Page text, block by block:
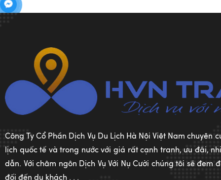
Công Ty Cổ Phần Dịch Vụ Du Lịch Hà Nội Việt Nam chuyên
lịch quốc tế và trong nước với giá rất cạnh tranh, ưu đãi,
dẫn. Với châm ngôn Dịch Vụ Với Nụ Cười chúng tôi sẽ đem
đối đến du khách . . .